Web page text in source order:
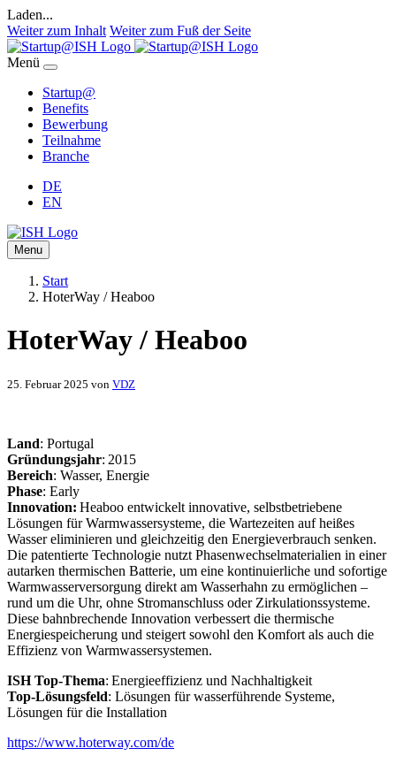
Laden...
Weiter zum Inhalt Weiter zum Fuß der Seite
Menü
Startup@
Benefits
Bewerbung
Teilnahme
Branche
DE
EN
Menu
Start
HoterWay / Heaboo
HoterWay / Heaboo
25. Februar 2025 von VDZ
Land: Portugal
Gründungsjahr: 2015
Bereich: Wasser, Energie
Phase: Early
Innovation: Heaboo entwickelt innovative, selbstbetriebene
Lösungen für Warmwassersysteme, die Wartezeiten auf heißes
Wasser eliminieren und gleichzeitig den Energieverbrauch senken.
Die patentierte Technologie nutzt Phasenwechselmaterialien in einer
autarken thermischen Batterie, um eine kontinuierliche und sofortige
Warmwasserversorgung direkt am Wasserhahn zu ermöglichen –
rund um die Uhr, ohne Stromanschluss oder Zirkulationssysteme.
Diese bahnbrechende Innovation verbessert die thermische
Energiespeicherung und steigert sowohl den Komfort als auch die
Effizienz von Warmwassersystemen.
ISH Top-Thema: Energieeffizienz und Nachhaltigkeit
Top-Lösungsfeld: Lösungen für wasserführende Systeme,
Lösungen für die Installation
https://www.hoterway.com/de